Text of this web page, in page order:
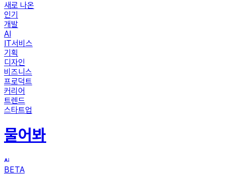
새로 나온
인기
개발
AI
IT서비스
기획
디자인
비즈니스
프로덕트
커리어
트렌드
스타트업
물어봐
BETA